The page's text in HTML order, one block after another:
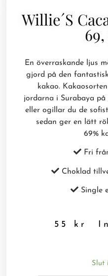
Willie´s
En överraskande ljus
gjord på den
kakao.
jordarna i Surabaya
eller ogillar du de
sedan ger en lätt
69%
Fri
Choklad
Single
55 kr
Slut